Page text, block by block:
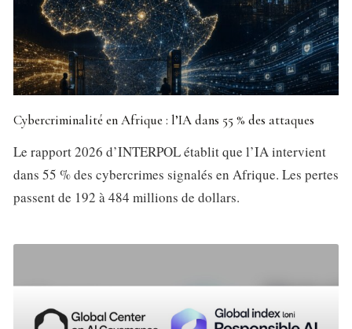
Cybercriminalité en Afrique : l’IA dans 55 % des attaques
Le rapport 2026 d’INTERPOL établit que l’IA intervient
dans 55 % des cybercrimes signalés en Afrique. Les pertes
passent de 192 à 484 millions de dollars.